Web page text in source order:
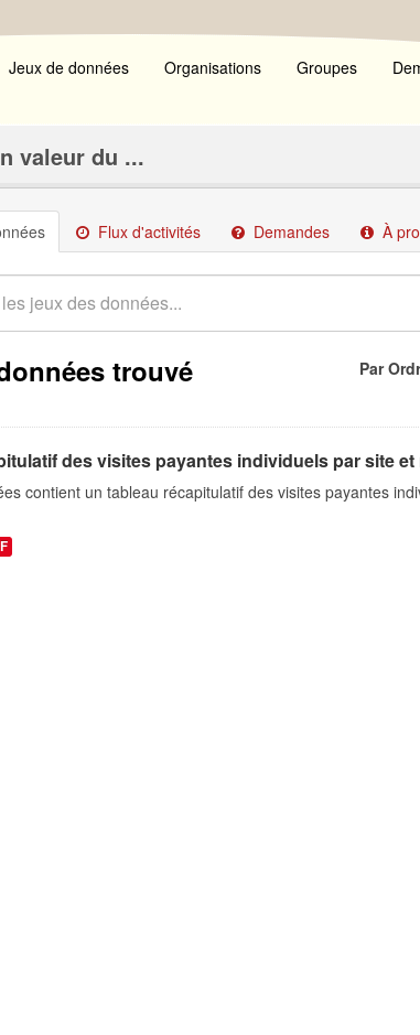
Jeux de données Organisations Groupes
valeur du ...
Flux d'activités Demandes À
Par
trouvé
des visites payantes individuels par site et
contient un tableau récapitulatif des visites payantes